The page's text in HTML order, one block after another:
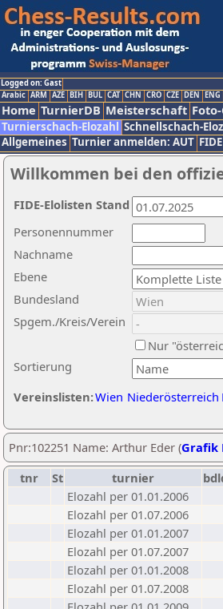
Logged on: Gast
Arabic ARM AZE BIH BUL CAT CHN CRO CZE DEN ENG
Home TurnierDB Meisterschaft
Turnierschach-Elozahl Schnellschach-
Allgemeines Turnier anmelden: AUT FIDE
Willkommen bei den
Nachname
Ebene
Sortierung
Personennummer
Bundesland
Spgem./Kreis/Verein
Nur
Vereinslisten:Wien Niederösterreich
FIDE-Elolisten Stand
Pnr:102251 Name: Arthur Eder (Grafik
tnr
St turnier
Elozahl per 01.01.2006
Elozahl per 01.07.2006
Elozahl per 01.01.2007
Elozahl per 01.07.2007
Elozahl per 01.01.2008
Elozahl per 01.07.2008